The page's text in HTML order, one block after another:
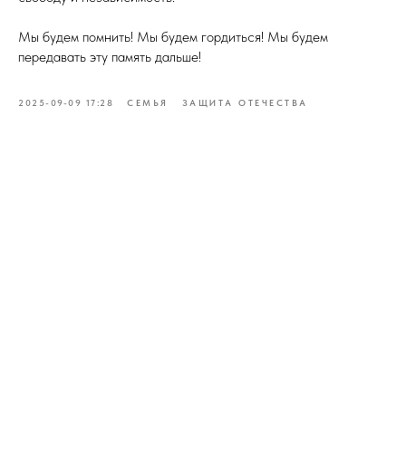
Мы будем помнить! Мы будем гордиться! Мы будем
передавать эту память дальше!
2025-09-09 17:28 СЕМЬЯ ЗАЩИТА ОТЕЧЕСТВА